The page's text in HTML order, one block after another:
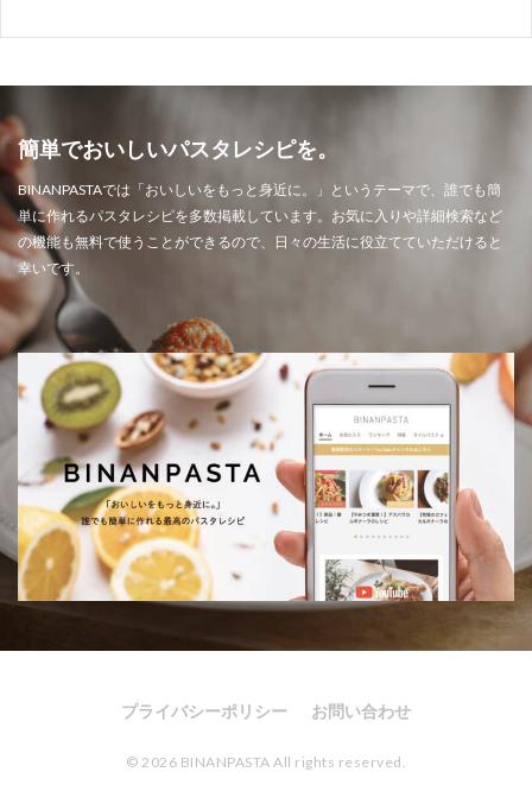
簡単でおいしいパスタレシピを。
BINANPASTAでは「おいしいをもっと身近に。」というテーマで、誰でも簡
単に作れるパスタレシピを多数掲載しています。お気に入りや詳細検索など
の機能も無料で使うことができるので、日々の生活に役立てていただけると
幸いです。
プライバシーポリシー お問い合わせ
© 2026 BINANPASTA All rights reserved.